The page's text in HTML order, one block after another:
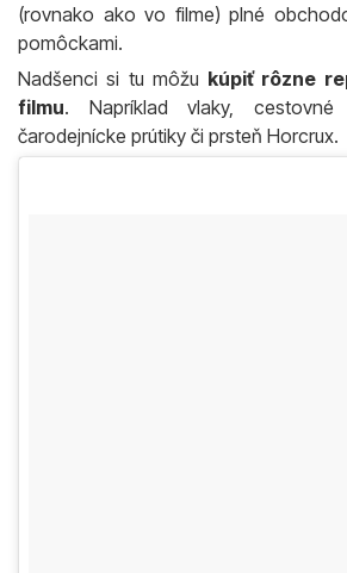
(rovnako ako vo filme) plné
pomôckami.
Nadšenci si tu môžu kúpiť rôzne
filmu. Napríklad vlaky, cestovné
čarodejnícke prútiky či prsteň Horcrux.